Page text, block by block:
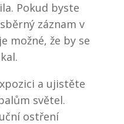
Pokud byste
záznam v
možné, že by se
a ujistěte
světel.
ostření